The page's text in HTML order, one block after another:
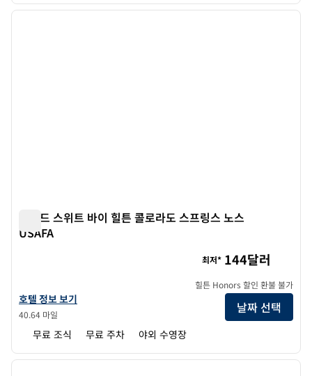
1/12
이전 이미지 다음
홈우드 스위트 바이 힐튼 콜로라도 스프링스 노스
USAFA
홈우드 스위트 바이 힐튼 콜로라도 스프링스 노스 USAFA의 호텔 정보 보
호텔 정보 보기
40.64 마일
최저* 144달러
힐튼 Honors 할인 환불 불가
날짜 선택
무료 조식 무료 주차 야외 수영장
1/12
1/12
이전 이미지 다음